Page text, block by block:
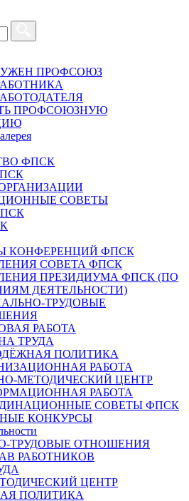
ПРОФСОЮЗ
ПРОФСОЮЗНУЮ
ФПСК
СОВЕТЫ
КОНФЕРЕНЦИЙ ФПСК
СОВЕТА ФПСК
ПРЕЗИДИУМА ФПСК (ПО
ДЕЯТЕЛЬНОСТИ)
ТРУДОВЫЕ
РАБОТА
ТРУДА
ПОЛИТИКА
РАБОТА
МЕТОДИЧЕСКИЙ ЦЕНТР
РАБОТА
СОВЕТЫ ФПСК
КОНКУРСЫ
ТРУДОВЫЕ ОТНОШЕНИЯ
РАБОТНИКОВ
ЦЕНТР
ПОЛИТИКА